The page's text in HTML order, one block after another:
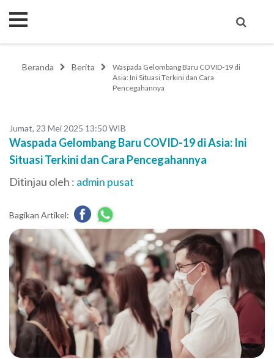
Beranda Berita
Waspada Gelombang Baru COVID-19 di
Asia: Ini Situasi Terkini dan Cara
Pencegahannya
Jumat, 23 Mei 2025 13:50 WIB
Waspada Gelombang Baru COVID-19 di Asia: Ini
Situasi Terkini dan Cara Pencegahannya
Ditinjau oleh : admin pusat
Bagikan Artikel: